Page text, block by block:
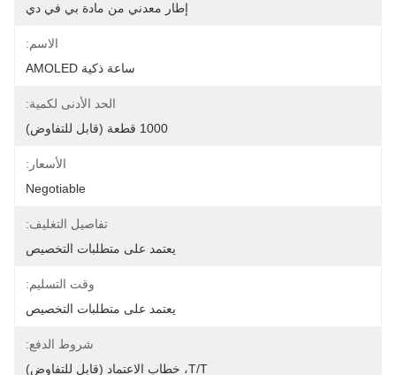
إطار معدني من مادة بي في دي
الاسم:
ساعة ذكية AMOLED
الحد الأدنى لكمية:
1000 قطعة (قابل للتفاوض)
الأسعار:
Negotiable
تفاصيل التغليف:
يعتمد على متطلبات التخصيص
وقت التسليم:
يعتمد على متطلبات التخصيص
شروط الدفع:
T/T، خطاب الاعتماد (قابل للتفاوض)